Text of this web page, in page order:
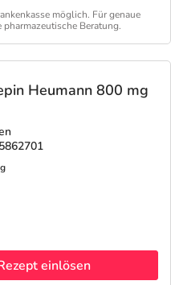
möglich. Für genaue
Beratung.
Heumann 800 mg
einlösen